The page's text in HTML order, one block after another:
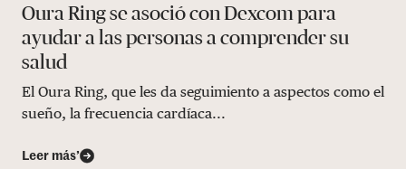
Oura Ring se asoció con Dexcom para
ayudar a las personas a comprender su
salud
El Oura Ring, que les da seguimiento a aspectos como el
sueño, la frecuencia cardíaca...
Leer más’